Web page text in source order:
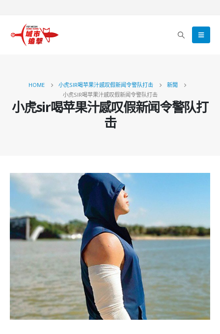
HOME 小虎SIR喝苹果汁感叹假新闻令警队打击
新聞
小虎SIR喝苹果汁感叹假新闻令警队打击
小虎sir喝苹果汁感叹假新闻令警队打
击